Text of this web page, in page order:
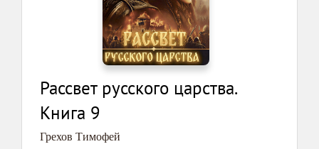
Рассвет русского царства.
Книга 9
Грехов Тимофей